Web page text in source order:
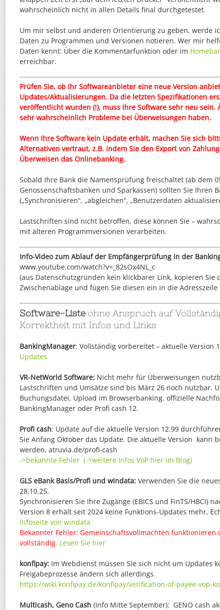
wahrscheinlich nicht in allen Details final durchgetestet.
Um mir selbst und anderen Orientierung zu geben, werde
Daten zu Programmen und Versionen notieren. Wer mir
Daten kennt: Über die Kommentarfunktion oder im
erreichbar.
Prüfen Sie, ob Ihr Softwareanbieter eine neue Version
Updates/Aktualisierungen. Da die letzten Spezifikationen
veröffentlicht wurden (!), muss Ihre Software sehr neu sein.
sehr wahrscheinlich Probleme bei Überweisungen haben.
Wenn Ihre Software kein Update erhält, machen Sie sich
Alternativen vertraut, z.B. indem Sie den Export von
Überweisen das Onlinebanking.
Sobald Ihre Bank die Namensprüfung freischaltet (ab dem
Genossenschaftsbanken und Sparkassen) sollten Sie Ihren
(„Synchronisieren“, „abgleichen“, „Benutzerdaten
Lastschriften sind nicht betroffen, diese können Sie –
mit älteren Programmversionen verarbeiten.
Info-Video zum Ablauf der Empfängerprüfung in der
www.youtube.com/watch?v=_82sOx4NL_c
(aus Datenschutzgründen kein klickbarer Link, kopieren Sie
Zwischenablage und fügen Sie diesen ein in die Adresszeile
Software-Liste ohne Anspruch auf
Korrektheit mit Infos und Links
BankingManager: Vollständig vorbereitet – aktuelle Version
Updates
VR-NetWorld Software: Nicht mehr für Überweisungen
Lastschriften und Umsätze sind bis März 26 noch nutzbar.
Buchungsdatei, Upload im Browserbanking. offizielle
BankingManager oder Profi cash 12.
Profi cash: Update auf die aktuelle Version 12.99
Sie Anfang Oktober das Update. Die aktuelle Version kann
werden, atruvia.de/profi-cash
->bekannte Fehler (->weitere Infos VoP hier im Blog)
GLS eBank Basis/Profi und windata: Verwenden Sie die
28.10.25.
Synchronisieren Sie Ihre Zugänge (EBICS und FinTS/HBCI)
Version 8 erhält seit 2024 keine Funktions-Updates mehr,
Infoseite von windata
Bekannter Fehler: Gemeinschaftsvollmachten funktionieren
vollständig. Lesen Sie hier
konfipay: Im Webdienst müssen Sie sich nicht um Updates
Freigabeprozesse ändern sich allerdings
https://wiki.konfipay.de/konfipay/verification-of-payee-vop-
Multicash, Geno Cash (Info Mitte September): GENO cash